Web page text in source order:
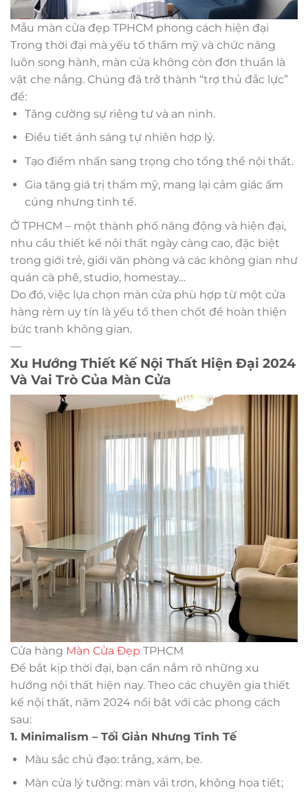
Mẫu màn cửa đẹp TPHCM phong cách hiện đại
Trong thời đại mà yếu tố thẩm mỹ và chức năng
luôn song hành, màn cửa không còn đơn thuần là
vật che nắng. Chúng đã trở thành “trợ thủ đắc lực”
để:
Tăng cường sự riêng tư và an ninh.
Điều tiết ánh sáng tự nhiên hợp lý.
Tạo điểm nhấn sang trọng cho tổng thể nội thất.
Gia tăng giá trị thẩm mỹ, mang lại cảm giác ấm
cúng nhưng tinh tế.
Ở TPHCM – một thành phố năng động và hiện đại,
nhu cầu thiết kế nội thất ngày càng cao, đặc biệt
trong giới trẻ, giới văn phòng và các không gian như
quán cà phê, studio, homestay…
Do đó, việc lựa chọn màn cửa phù hợp từ một cửa
hàng rèm uy tín là yếu tố then chốt để hoàn thiện
bức tranh không gian.
—
Xu Hướng Thiết Kế Nội Thất Hiện Đại 2024
Và Vai Trò Của Màn Cửa
Cửa hàng Màn Cửa Đẹp TPHCM
Để bắt kịp thời đại, bạn cần nắm rõ những xu
hướng nội thất hiện nay. Theo các chuyên gia thiết
kế nội thất, năm 2024 nổi bật với các phong cách
sau:
1. Minimalism – Tối Giản Nhưng Tinh Tế
Màu sắc chủ đạo: trắng, xám, be.
Màn cửa lý tưởng: màn vải trơn, không họa tiết;